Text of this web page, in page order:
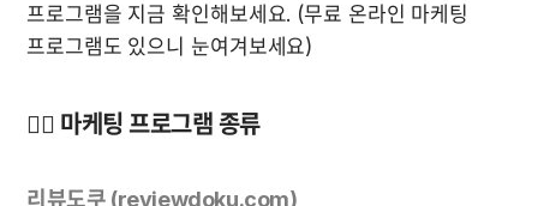
프로그램을 지금 확인해보세요. (무료 온라인 마케팅
프로그램도 있으니 눈여겨보세요)
🙋‍♀️ 마케팅 프로그램 종류
리뷰도쿠 (reviewdoku.com)